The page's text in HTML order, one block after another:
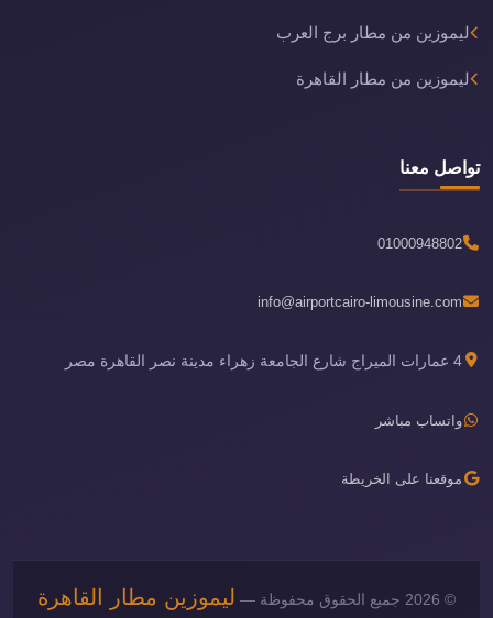
ليموزين من مطار برج العرب
ليموزين من مطار القاهرة
تواصل معنا
01000948802
info@airportcairo-limousine.com
4 عمارات الميراج شارع الجامعة زهراء مدينة نصر القاهرة مصر
واتساب مباشر
موقعنا على الخريطة
© 2026 جميع الحقوق محفوظة — ليموزين مطار القاهرة